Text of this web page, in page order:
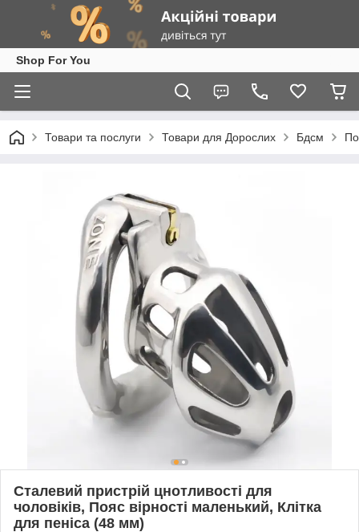
Shop For You
Товари та послуги Товари для Дорослих Бдсм
Сталевий пристрій цнотливості для
чоловіків, Пояс вірності маленький, Клітка
для пеніса (48 мм)